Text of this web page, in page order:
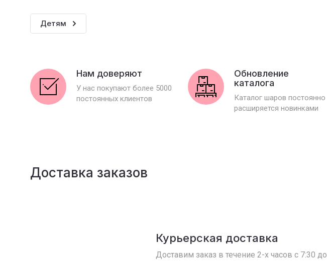
Детям
Нам доверяют
У нас покупают более 5000
постоянных клиентов
Обновление
каталога
Каталог шаров постоянно
расширяется новинками
Доставка заказов
Курьерская доставка
Доставим заказ в течение 2-х часов с 7:30 до